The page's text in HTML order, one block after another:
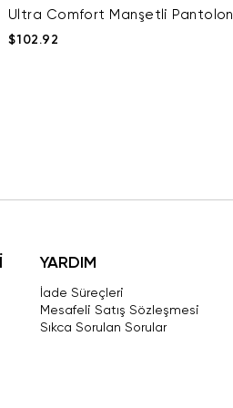
Ultra Comfort Manşetli Pantolon
$102.92
YARDIM
İade Süreçleri
Mesafeli Satış Sözleşmesi
Sıkca Sorulan Sorular